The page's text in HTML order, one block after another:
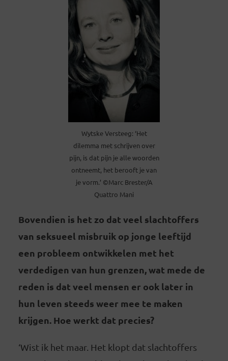
Wytske Versteeg: ‘Het
dilemma met schrijven over
pijn, is dat pijn je alle woorden
ontneemt, het berooft je van
je vorm.’ ©Marc Brester/A
Quattro Mani
Bovendien is het zo dat veel slachtoffers
van seksueel misbruik op jonge leeftijd
een probleem ontwikkelen met het
verdedigen van hun grenzen, wat mede de
reden is dat veel mensen er ook later in
hun leven steeds weer mee te maken
krijgen. Hoe werkt dat precies?
‘Wist ik het maar. Het klopt dat slachtoffers